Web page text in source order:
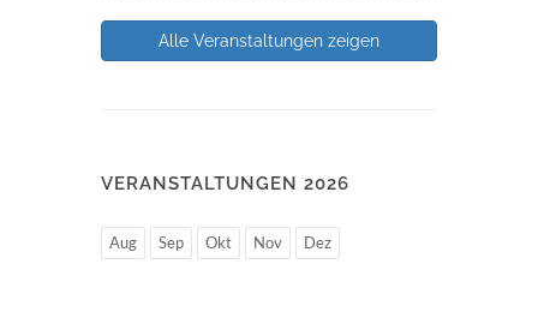
Alle Veranstaltungen zeigen
VERANSTALTUNGEN 2026
Aug Sep Okt Nov Dez